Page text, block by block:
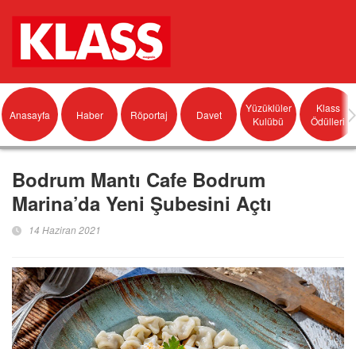
Anasayfa Haber Röportaj Davet
Yüzüklüler
Kulübü
Klass
Ödülleri
Bodrum Mantı Cafe Bodrum
Marina’da Yeni Şubesini Açtı
14 Haziran 2021